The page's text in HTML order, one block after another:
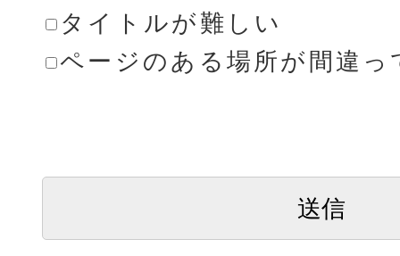
タイトルが難しい
ページのある場所が間違っ